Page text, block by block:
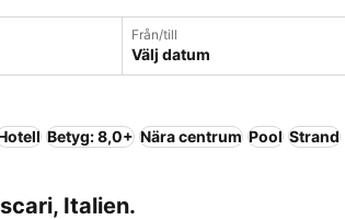
Från/till
Välj datum
Betyg: 8,0+ Nära centrum Pool Strand
Italien.